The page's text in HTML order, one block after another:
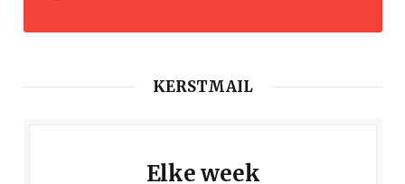
KERSTMAIL
Elke week